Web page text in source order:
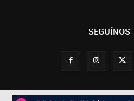
SEGUÍNOS